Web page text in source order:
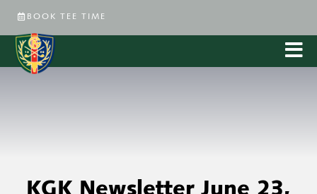
BOOK TEE TIME